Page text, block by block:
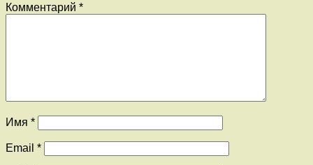
Комментарий *
Имя *
Email *